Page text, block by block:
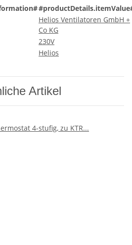
Helios Ventilatoren GmbH +
Co KG
230V
Helios
Artikel